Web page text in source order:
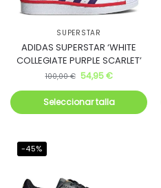
SUPERSTAR
ADIDAS SUPERSTAR ‘WHITE
COLLEGIATE PURPLE SCARLET’
100,00€ 54,95€
Seleccionar talla
-45%